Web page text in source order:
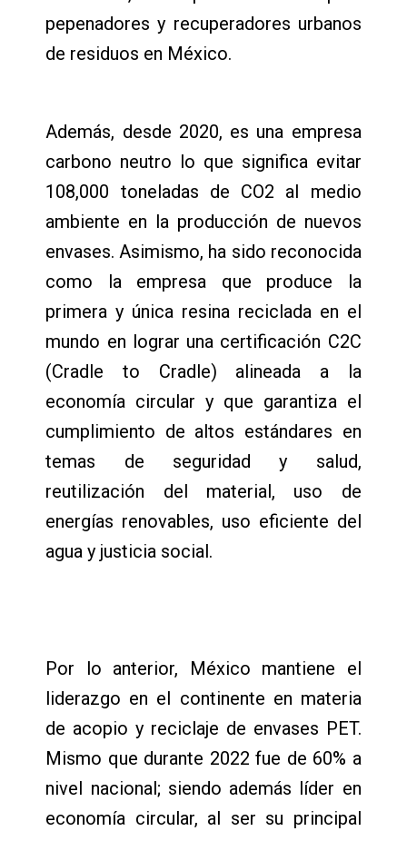
pepenadores y recuperadores urbanos
de residuos en México.
Además, desde 2020, es una empresa
carbono neutro lo que significa evitar
108,000 toneladas de CO2 al medio
ambiente en la producción de nuevos
envases. Asimismo, ha sido reconocida
como la empresa que produce la
primera y única resina reciclada en el
mundo en lograr una certificación C2C
(Cradle to Cradle) alineada a la
economía circular y que garantiza el
cumplimiento de altos estándares en
temas de seguridad y salud,
reutilización del material, uso de
energías renovables, uso eficiente del
agua y justicia social.
Por lo anterior, México mantiene el
liderazgo en el continente en materia
de acopio y reciclaje de envases PET.
Mismo que durante 2022 fue de 60% a
nivel nacional; siendo además líder en
economía circular, al ser su principal